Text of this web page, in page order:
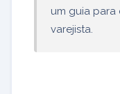
um guia para
varejista.